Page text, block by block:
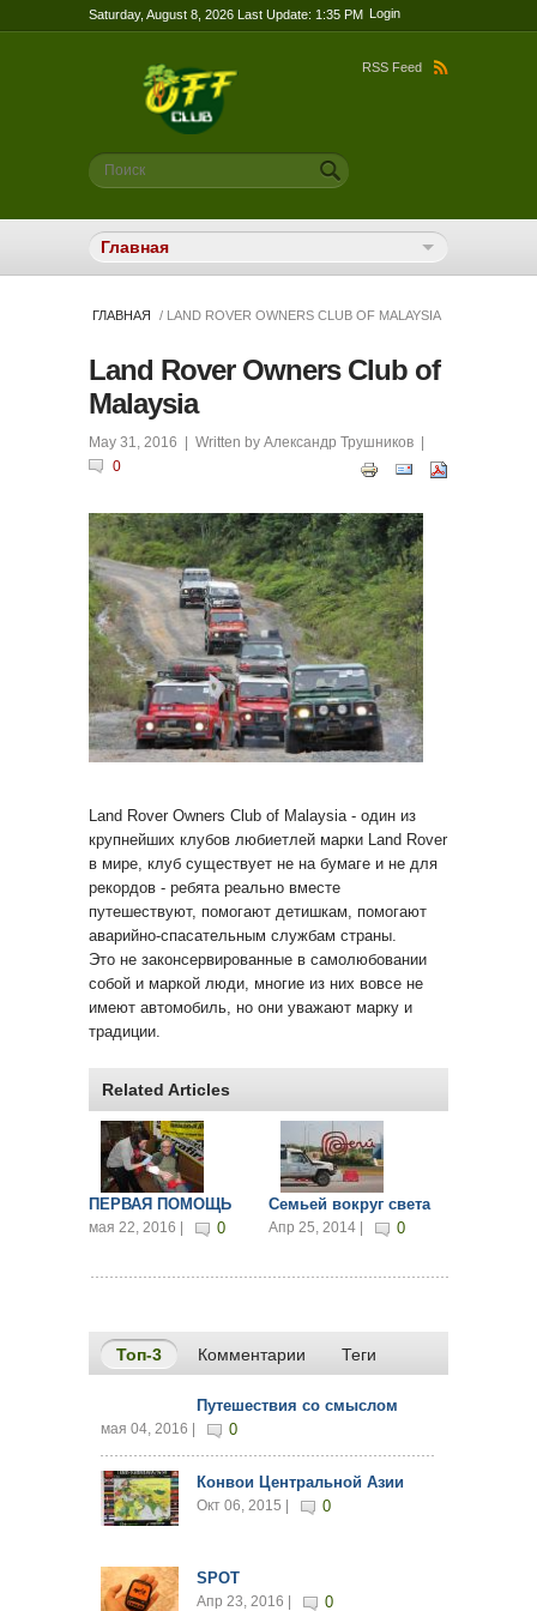
Saturday, August 8, 2026 Last Update: 1:35 PM Login
RSS Feed
Форма поиска
Поиск
ГЛАВНАЯ / LAND ROVER OWNERS CLUB OF MALAYSIA
Land Rover Owners Club of
Malaysia
May 31, 2016 | Written by Александр Трушников
0
Land Rover Owners Club of Malaysia - один из
крупнейших клубов любиетлей марки Land Rover
в мире, клуб существует не на бумаге и не для
рекордов - ребята реально вместе
путешествуют, помогают детишкам, помогают
аварийно-спасательным службам страны.
Это не законсервированные в самолюбовании
собой и маркой люди, многие из них вовсе не
имеют автомобиль, но они уважают марку и
традиции.
Related Articles
ПЕРВАЯ ПОМОЩЬ
мая 22, 2016 | 0
Семьей вокруг света
Апр 25, 2014 | 0
Топ-3 (активная вкладка)
Комментарии Теги
Путешествия со смыслом
мая 04, 2016 | 0
Конвои Центральной Азии
Окт 06, 2015 | 0
SPOT
Апр 23, 2016 | 0